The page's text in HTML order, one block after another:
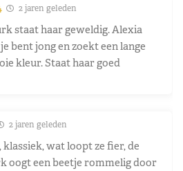
2 jaren geleden
staat haar geweldig. Alexia
bent jong en zoekt een lange
kleur. Staat haar goed
2 jaren geleden
wat loopt ze fier, de
oogt een beetje rommelig door